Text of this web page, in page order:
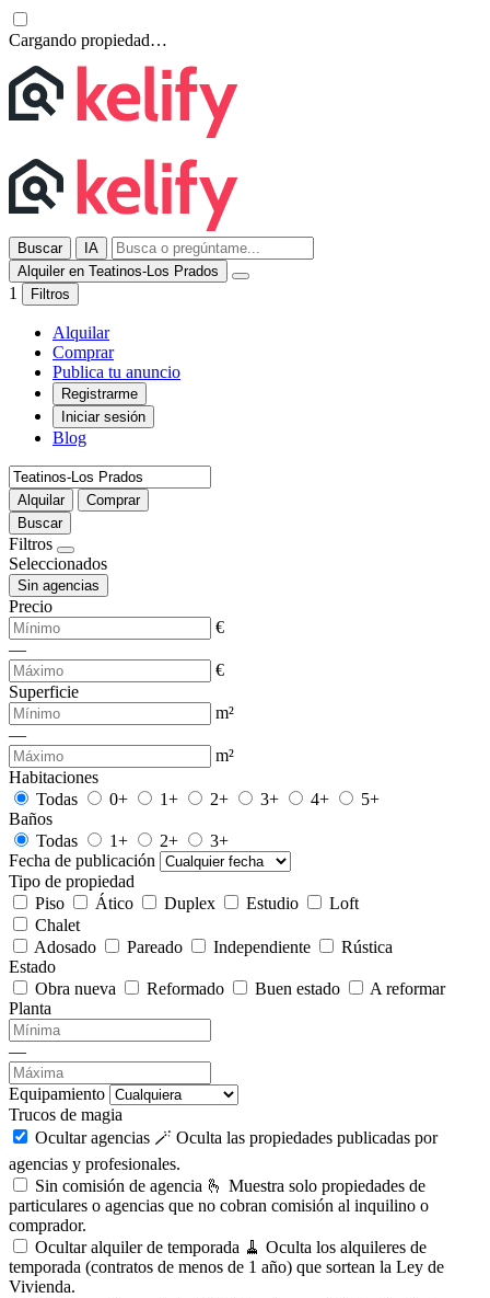
Cargando propiedad…
Buscar
IA
Alquiler en Teatinos-Los Prados
1 Filtros
Alquilar
Comprar
Publica tu anuncio
Registrarme
Iniciar sesión
Blog
Alquilar
Comprar
Buscar
Filtros
Seleccionados
Sin agencias
Precio
€
—
€
Superficie
m²
—
m²
Habitaciones
Todas
0+ 1+ 2+ 3+ 4+
5+
Baños
Todas
1+ 2+
3+
Fecha de publicación
Tipo de propiedad
Piso
Ático Duplex Estudio
Loft
Chalet
Adosado
Pareado Independiente
Rústica
Estado
Obra nueva
Reformado Buen estado
A reformar
Planta
—
Equipamiento
Trucos de magia
Ocultar agencias 🪄 Oculta las propiedades publicadas por
agencias y profesionales.
Sin comisión de agencia 🫰 Muestra solo propiedades de
particulares o agencias que no cobran comisión al inquilino o
comprador.
Ocultar alquiler de temporada 🧹 Oculta los alquileres de
temporada (contratos de menos de 1 año) que sortean la Ley de
Vivienda.